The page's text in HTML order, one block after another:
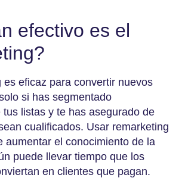
efectivo es el
es eficaz para convertir nuevos
si has segmentado
listas y te has asegurado de
cualificados. Usar remarketing
aumentar el conocimiento de la
puede llevar tiempo que los
en clientes que pagan.